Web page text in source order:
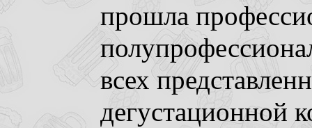
прошла
всех
дегустационной